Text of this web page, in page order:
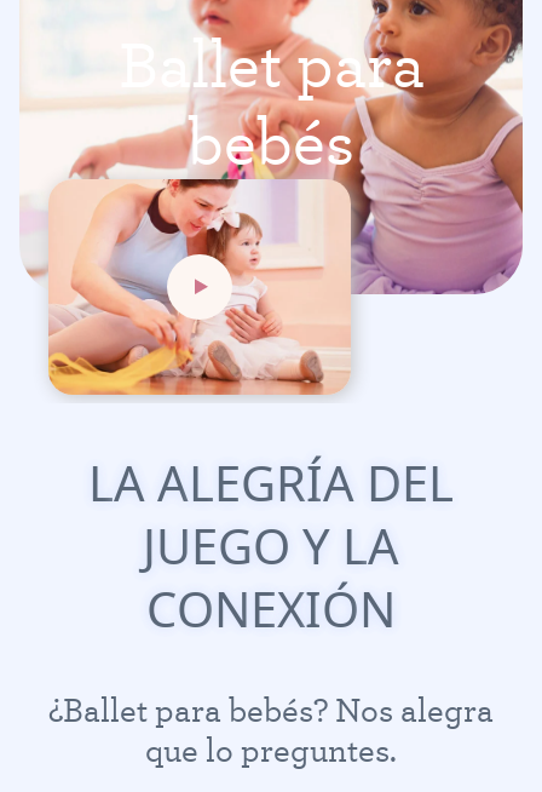
alletpara
bebés
LAALEGRÍA DEL
JUEGO Y LA
CONEXIÓN
¿Balletparabebés?Nos alegra
que lo preguntes.